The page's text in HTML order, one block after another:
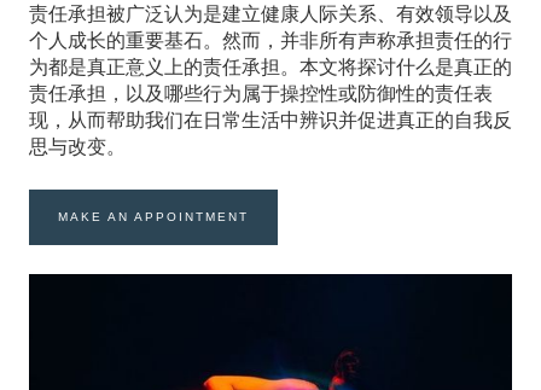
责任承担被广泛认为是建立健康人际关系、有效领导以及
个人成长的重要基石。然而，并非所有声称承担责任的行
为都是真正意义上的责任承担。本文将探讨什么是真正的
责任承担，以及哪些行为属于操控性或防御性的责任表
现，从而帮助我们在日常生活中辨识并促进真正的自我反
思与改变。
MAKE AN APPOINTMENT